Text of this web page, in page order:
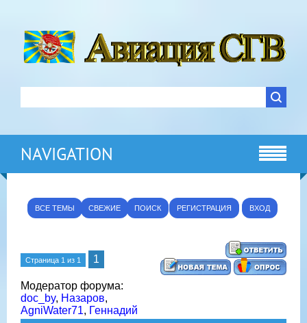
NAVIGATION
ВСЕ ТЕМЫ СВЕЖИЕ ПОИСК РЕГИСТРАЦИЯ ВХОД
Страница 1 из 1 1
Модератор форума:
doc_by, Назаров,
AgniWater71, Геннадий